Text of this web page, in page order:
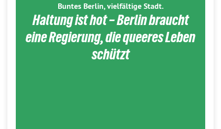
Buntes Berlin, vielfältige Stadt.
Haltung ist hot – Berlin braucht
eine Regierung, die queeres Leben
schützt